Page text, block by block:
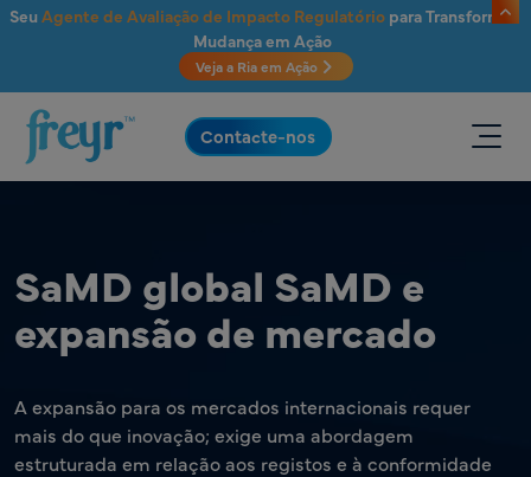
Saltar para o conteúdo principal
Seu Agente de Avaliação de Impacto Regulatóriopara Transformar
Mudança em Ação
Veja a Ria em Ação
.
Contacte-nos
SaMD global SaMD e
expansão de mercado
A expansão para os mercados internacionais requer
mais do que inovação; exige uma abordagem
estruturada em relação aos registos e à conformidade